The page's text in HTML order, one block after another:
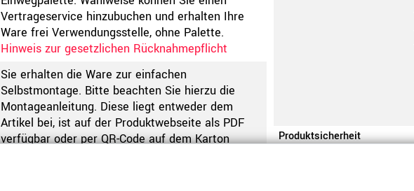
Vertrageservice hinzubuchen und erhalten Ihre
Ware frei Verwendungsstelle, ohne Palette.
Hinweis zur gesetzlichen Rücknahmepflicht
Sie erhalten die Ware zur einfachen
Selbstmontage. Bitte beachten Sie hierzu die
Montageanleitung. Diese liegt entweder dem
Artikel bei, ist auf der Produktwebseite als PDF
verfügbar oder per QR-Code auf dem Karton
Produktsicherheit